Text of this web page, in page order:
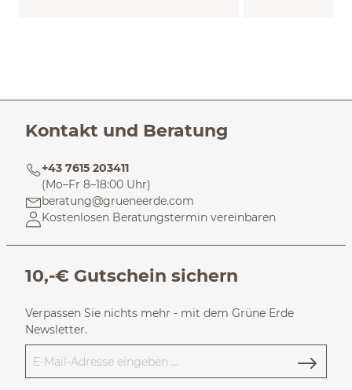
Kontakt und Beratung
+43 7615 203411
(Mo–Fr 8–18:00 Uhr)
beratung@grueneerde.com
Kostenlosen Beratungstermin vereinbaren
10,-€ Gutschein sichern
Verpassen Sie nichts mehr - mit dem Grüne Erde
Newsletter.